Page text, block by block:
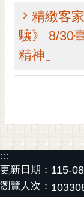
市府團隊
主題服務
黃
偉
哲
精緻客
驤》 8/30
精神」
:::
更新日期： 115-
瀏覽人次：